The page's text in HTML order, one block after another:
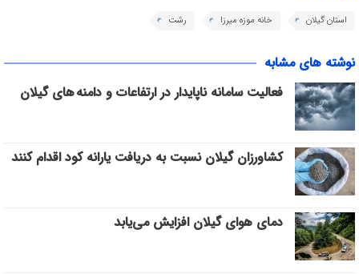
استان گیلان خانه موزه میرزا رشت
نوشته های مشابه
فعالیت سامانه ناپایدار در ارتفاعات و دامنه های گیلان
کشاورزان گیلان نسبت به دریافت یارانه کود اقدام کنند
دمای هوای گیلان افزایش می‌یابد